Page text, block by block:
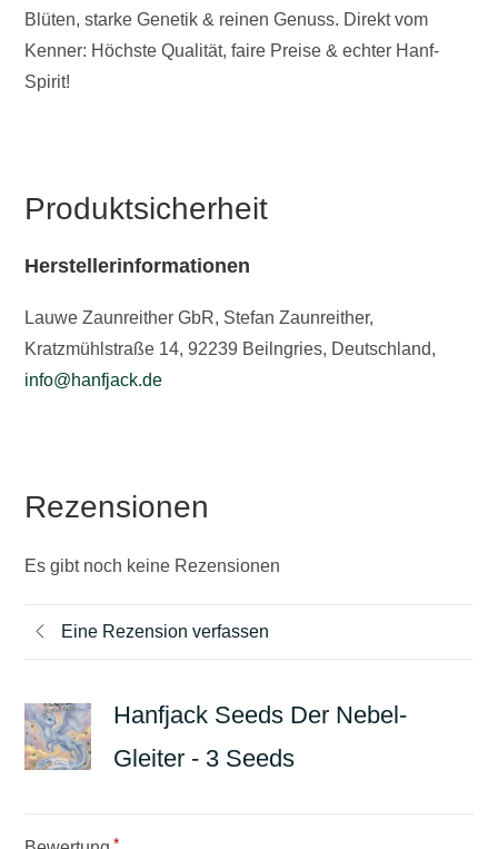
Blüten, starke Genetik & reinen Genuss. Direkt vom
Kenner: Höchste Qualität, faire Preise & echter Hanf-
Spirit!
Produktsicherheit
Herstellerinformationen
Lauwe Zaunreither GbR, Stefan Zaunreither,
Kratzmühlstraße 14, 92239 Beilngries, Deutschland,
info@hanfjack.de
Rezensionen
Es gibt noch keine Rezensionen
Eine Rezension verfassen
Hanfjack Seeds Der Nebel-
Gleiter - 3 Seeds
*